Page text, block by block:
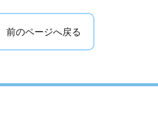
前のページへ戻る